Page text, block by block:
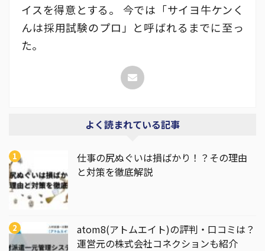
イスを得意とする。 今では「サイヨ牛ケンく
んは採用試験のプロ」と呼ばれるまでに至っ
た。
よく読まれている記事
仕事の尻ぬぐいは損ばかり！？その理由
と対策を徹底解説
atom8(アトムエイト)の評判・口コミは？
運営元の株式会社コネクションも紹介